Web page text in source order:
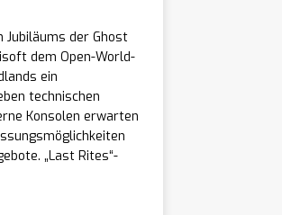
Jubiläums der Ghost
dem Open-World-
ein
technischen
Konsolen erwarten
„Last Rites“-